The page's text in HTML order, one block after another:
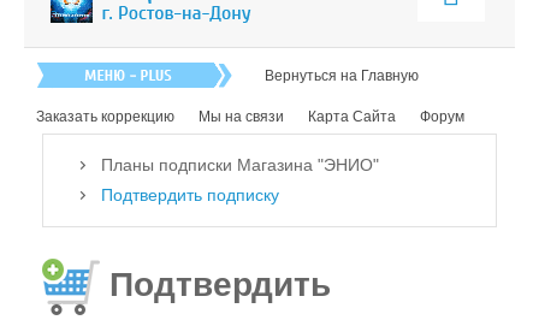
Как заказать
Доставка
Справочник
О компании
Вернуться на Главную
Заказать коррекцию Мы на связи Карта Сайта Форум
Планы подписки Магазина "ЭНИО"
Подтвердить подписку
Подтвердить